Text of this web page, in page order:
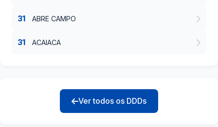
31 ABRE CAMPO
31 ACAIACA
Ver todos os DDDs